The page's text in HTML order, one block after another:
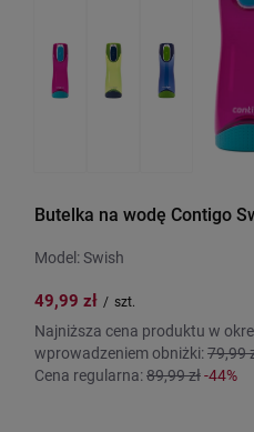
Butelka na wodę Contigo
Model: Swish
49,99 zł / szt.
Najniższa cena produktu w
wprowadzeniem obniżki:79,99
Cena regularna:89,99 zł-44%